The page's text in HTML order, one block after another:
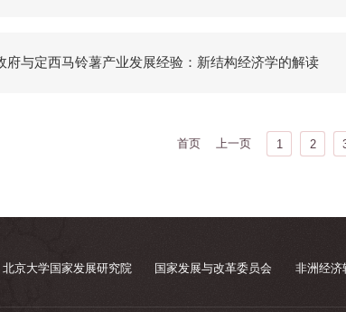
府与定西马铃薯产业发展经验：新结构经济学的解读
首页 上一页 1 2
北京大学国家发展研究院 国家发展与改革委员会 非洲经济